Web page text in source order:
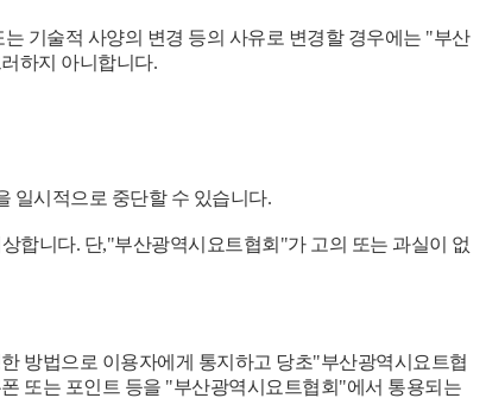
기술적 사양의 변경 등의 사유로 변경할 경우에는 "부산
하지 아니합니다.
일시적으로 중단할 수 있습니다.
합니다. 단,"부산광역시요트협회"가 고의 또는 과실이 없
방법으로 이용자에게 통지하고 당초"부산광역시요트협
또는 포인트 등을 "부산광역시요트협회"에서 통용되는